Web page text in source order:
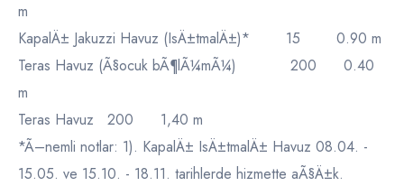
m
KapalÄ± Jakuzzi Havuz (IsÄ±tmalÄ±)* 15 0.90 m
Teras Havuz (Ã§ocuk bÃ¶lÃ¼mÃ¼) 200 0.40
m
Teras Havuz 200 1,40 m
*Ã–nemli notlar: 1). KapalÄ± IsÄ±tmalÄ± Havuz 08.04. -
15.05. ve 15.10. - 18.11. tarihlerde hizmette aÃ§Ä±k.